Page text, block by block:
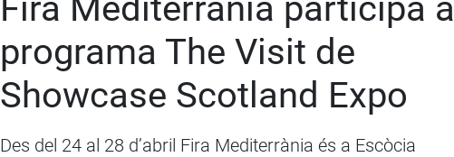
Fira Mediterrània participa al
programa The Visit de
Showcase Scotland Expo
Des del 24 al 28 d’abril Fira Mediterrània és a Escòcia